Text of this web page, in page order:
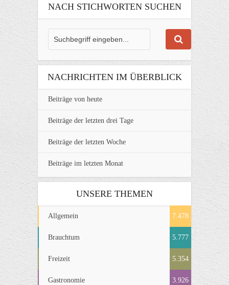
NACH STICHWORTEN SUCHEN
NACHRICHTEN IM ÜBERBLICK
Beiträge von heute
Beiträge der letzten drei Tage
Beiträge der letzten Woche
Beiträge im letzten Monat
UNSERE THEMEN
Allgemein 7.478
Brauchtum 5.777
Freizeit 5.354
Gastronomie 3.926